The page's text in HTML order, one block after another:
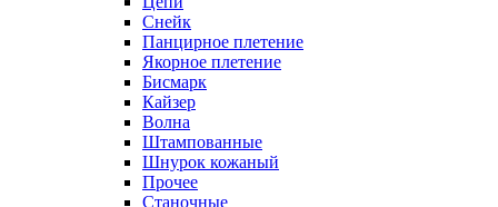
Снейк
Панцирное плетение
Якорное плетение
Бисмарк
Кайзер
Волна
Штампованные
Шнурок кожаный
Прочее
Станочные